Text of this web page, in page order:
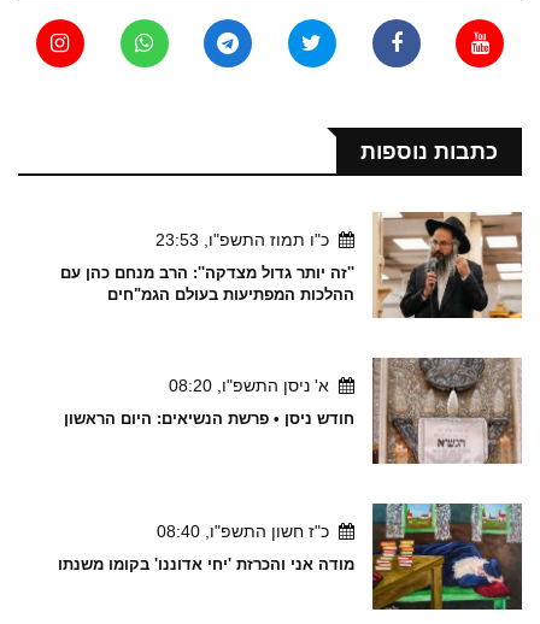
כתבות נוספות
כ"ו תמוז התשפ"ו, 23:53
''זה יותר גדול מצדקה'': הרב מנחם כהן עם
ההלכות המפתיעות בעולם הגמ"חים
א' ניסן התשפ"ו, 08:20
חודש ניסן • פרשת הנשיאים: היום הראשון
כ"ז חשון התשפ"ו, 08:40
מודה אני והכרזת 'יחי אדוננו' בקומו משנתו